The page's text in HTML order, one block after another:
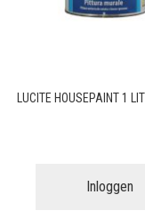
LUCITE HOUSEPAINT 1
Inloggen